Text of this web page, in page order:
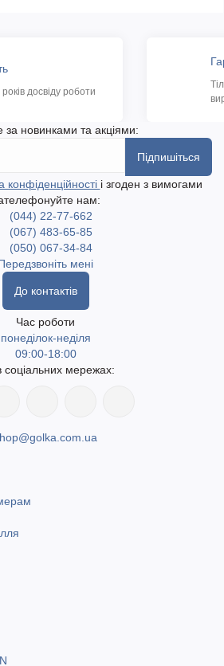
досвіду роботи
за новинками та акціями:
Підпишіться
конфіденційності і згоден з вимогами
нам:
(044) 22-77-662
(067) 483-65-85
(050) 067-34-84
мені
До контактів
Час роботи
понеділок-неділя
09:00-18:00
соціальних мережах: